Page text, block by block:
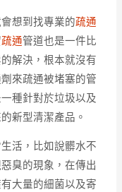
想到找專業的疏通
疏通管道也是一件比
解決，根本就沒有
來疏通被堵塞的管
種針對於垃圾以及
新型清潔產品。
活，比如說髒水不
臭的現象，在傳出
大量的細菌以及寄